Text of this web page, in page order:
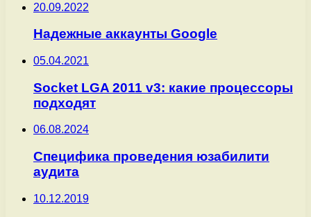
20.09.2022
Надежные аккаунты Google
05.04.2021
Socket LGA 2011 v3: какие процессоры
подходят
06.08.2024
Специфика проведения юзабилити
аудита
10.12.2019